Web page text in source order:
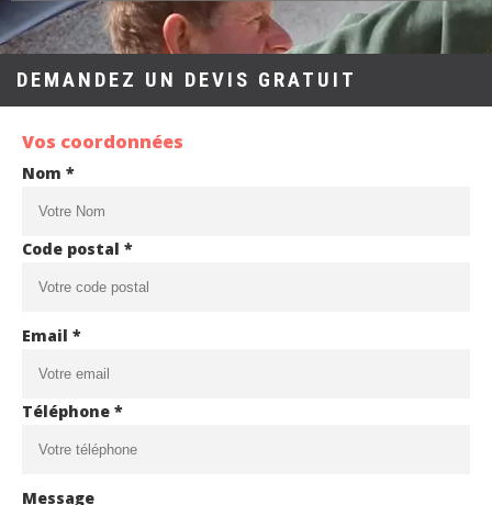
DEMANDEZ UN DEVIS GRATUIT
Vos coordonnées
Nom *
Code postal *
Email *
Téléphone *
Message